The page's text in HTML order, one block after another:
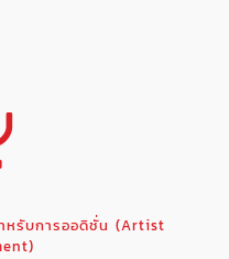
หรับการออดิชั่น (Artist